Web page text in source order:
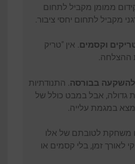
ממומן מקביל לתחום
מקביל לתחום יחסי ציבור.
וקסמים. אין "טריק
ההצלחה.
. התנודתיות
גדולה, אבל במבט כולל של
במגמת עלייה.
משחקת לטובתם של אלו
לאורך זמן, בלי קסמים או